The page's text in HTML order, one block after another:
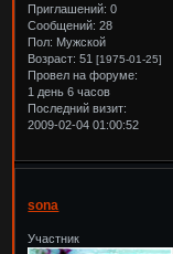
Приглашений: 0
Сообщений: 28
Пол: Мужской
Возраст: 51[1975-01-25]
Провел на форуме:
1 день 6 часов
Последний визит:
2009-02-04 01:00:52
sona
Участник